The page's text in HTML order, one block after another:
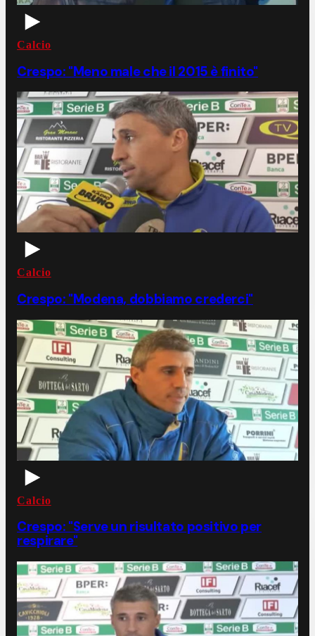
Calcio
Crespo: "Meno male che il 2015 è finito"
Calcio
Crespo: "Modena, dobbiamo crederci"
Calcio
Crespo: "Serve un risultato positivo per
respirare"